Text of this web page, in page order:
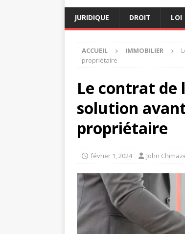
JURIDIQUE DROIT LOI
ACCUEIL IMMOBILIER
propriétaire
Le contrat de
solution
propriétaire
février 1, 2024 John